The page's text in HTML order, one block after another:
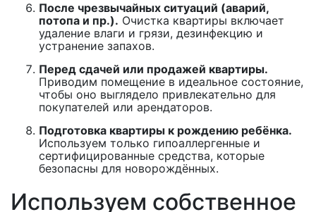
После чрезвычайных ситуаций (аварий,
потопа и пр.). Очистка квартиры включает
удаление влаги и грязи, дезинфекцию и
устранение запахов.
Перед сдачей или продажей квартиры.
Приводим помещение в идеальное состояние,
чтобы оно выглядело привлекательно для
покупателей или арендаторов.
Подготовка квартиры к рождению ребёнка.
Используем только гипоаллергенные и
сертифицированные средства, которые
безопасны для новорождённых.
Используем собственное